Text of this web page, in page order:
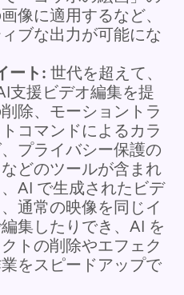
像に適用するなど、
ブな出力が可能にな
ート: 世代を超えて、
支援ビデオ編集を提
除、モーショントラ
コマンドによるカラ
プライバシー保護の
どのツールが含まれ
AI で生成されたビデ
通常の映像を同じイ
集したりでき、AI を
トの削除やエフェク
をスピードアップで